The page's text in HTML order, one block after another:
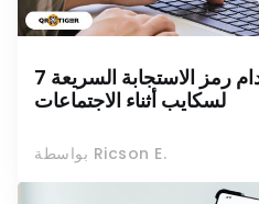
7 أفضل طرق لاستخدام رمز الاستجابة السريعة
لسكايب أثناء الاجتماعات
بواسطة Ricson E.